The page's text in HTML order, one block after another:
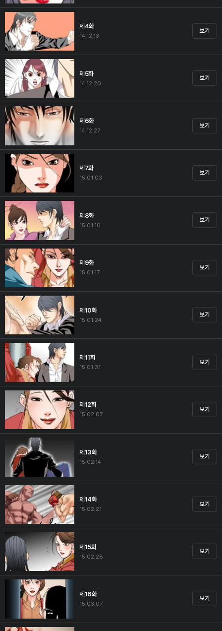
제4화
14.12.13
보기
제5화
14.12.20
보기
제6화
14.12.27
보기
제7화
15.01.03
보기
제8화
15.01.10
보기
제9화
15.01.17
보기
제10화
15.01.24
보기
제11화
15.01.31
보기
제12화
15.02.07
보기
제13화
15.02.14
보기
제14화
15.02.21
보기
제15화
15.02.28
보기
제16화
15.03.07
보기